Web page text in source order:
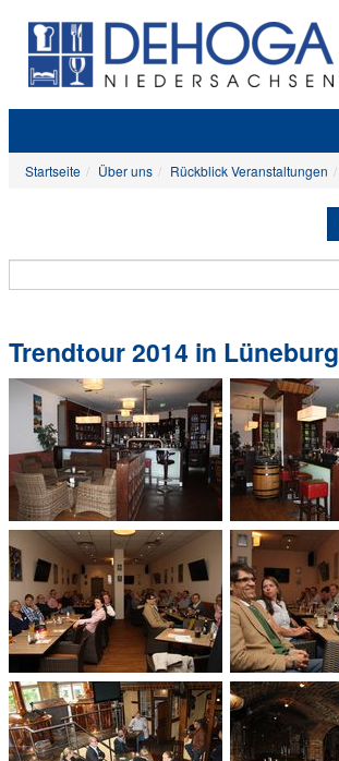
Startseite
Über uns Rückblick Veranstaltungen
Trendtour 2014 in Lüneburg